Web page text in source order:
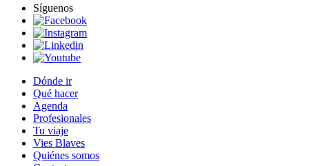
Síguenos
Dónde ir
Qué hacer
Agenda
Profesionales
Tu viaje
Vies Blaves
Quiénes somos